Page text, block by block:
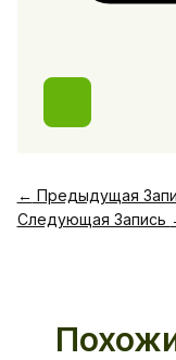
← Предыдущая
Следующая Запись